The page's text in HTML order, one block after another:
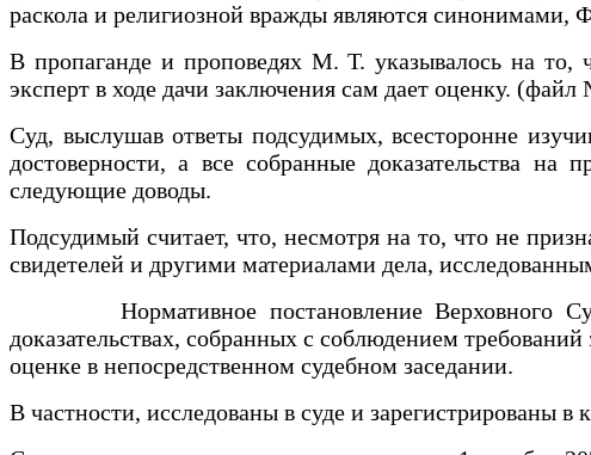
раскола и религиозной вражды являются синонимами,
В пропаганде и проповедях М. Т. указывалось на
эксперт в ходе дачи заключения сам дает оценку.
Суд, выслушав ответы подсудимых, всесторонне
достоверности, а все собранные доказательства
следующие доводы.
Подсудимый считает, что, несмотря на то, что не
свидетелей и другими материалами дела,
Нормативное постановление Верховного Суда
доказательствах, собранных с соблюдением
оценке в непосредственном судебном заседании.
В частности, исследованы в суде и зарегистрированы в